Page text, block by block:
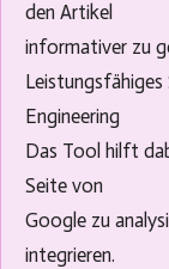
den Artikel
informativer zu
Leistungsfähiges
Engineering
Das Tool hilft
Seite von
Google zu
integrieren.